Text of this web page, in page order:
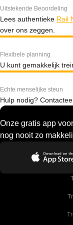
Uitstekende Beoordeling
Lees authentieke Rail
over ons zeggen.
Flexibele planning
U kunt gemakkelijk
Echte menselijke steun
Hulp nodig?
Onze gratis app
nog nooit zo